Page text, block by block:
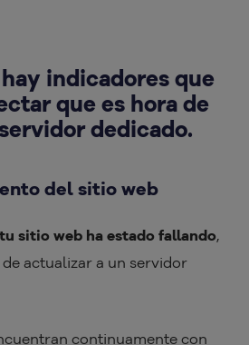
indicadores que
que es hora de
dedicado.
del sitio web
tu sitio web ha estado fallando,
actualizar a un servidor
continuamente con